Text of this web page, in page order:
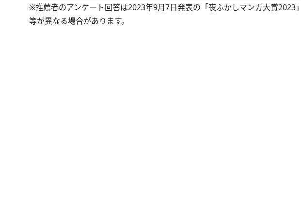
※推薦者のアンケート回答は2023年9月7日発表の「夜ふかしマンガ大賞2023
等が異なる場合があります。